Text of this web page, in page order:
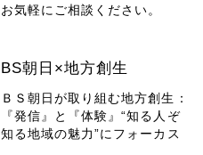
お気軽にご相談ください。
BS朝日×地方創生
ＢＳ朝日が取り組む地方創生：
『発信』と『体験』“知る人ぞ
知る地域の魅力”にフォーカス